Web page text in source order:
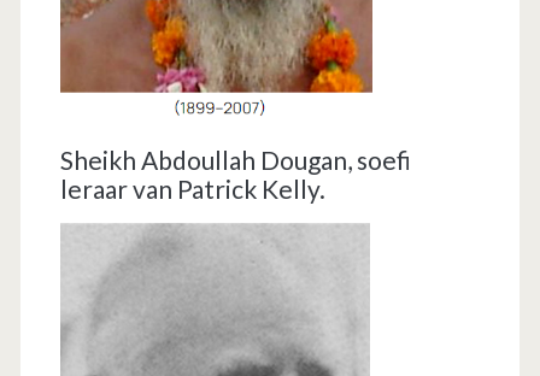
Sheikh Abdoullah Dougan, soefi
leraar van Patrick Kelly.